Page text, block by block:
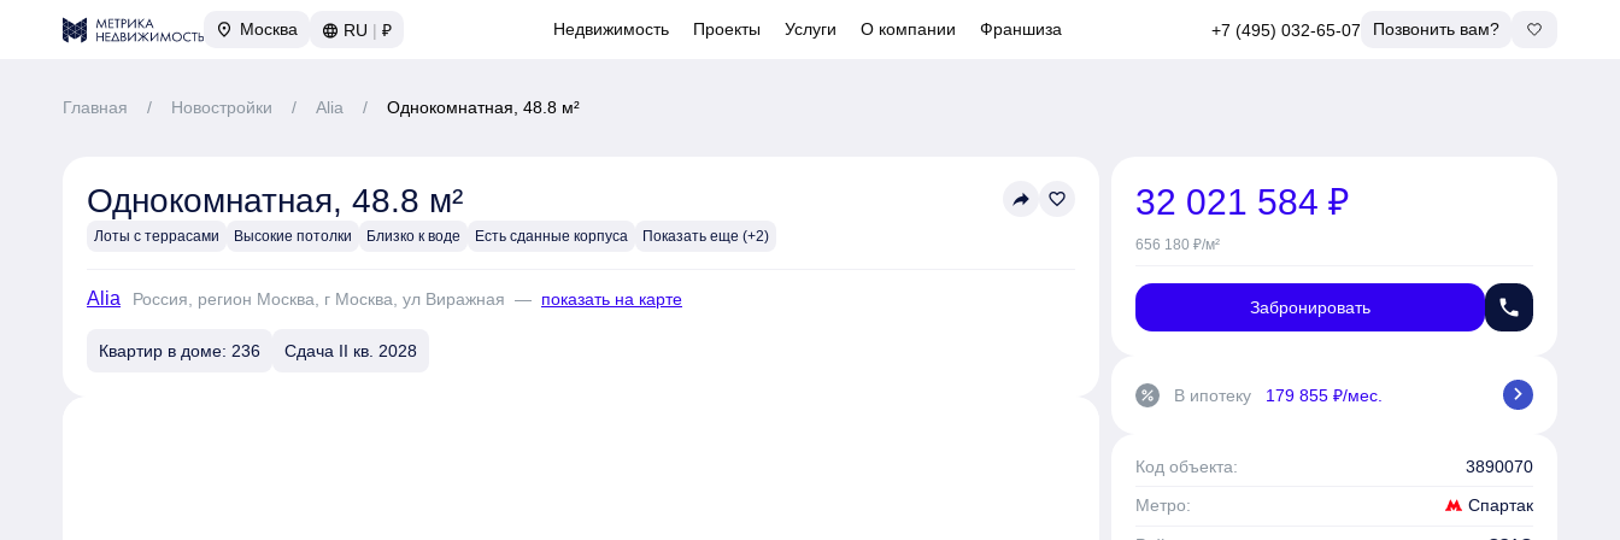
Москва RU | ₽ Недвижимость Проекты Услуги О компании Франшиза +7 (495) 032-65-07 Позвонить вам?
Главная / Новостройки / Alia / Однокомнатная, 48.8 м²
Однокомнатная, 48.8 м²
Лоты с террасами Высокие потолки Близко к воде Есть сданные корпуса Показать еще (+2)
reply favorite_border
Alia Россия, регион Москва, г Москва, ул Виражная — показать на карте
Квартир в доме: 236 Сдача II кв. 2028
32 021 584 ₽
656 180 ₽/м²
Забронировать phone
percent В ипотеку 179 855 ₽/мес. chevron_right
Код объекта: 3890070
Метро: Спартак